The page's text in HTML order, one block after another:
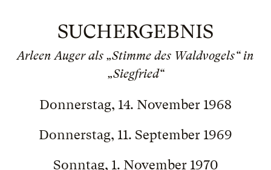
SUCHERGEBNIS
Arleen Auger als „Stimme des Waldvogels“ in
„Siegfried“
Donnerstag, 14. November 1968
Donnerstag, 11. September 1969
Sonntag, 1. November 1970